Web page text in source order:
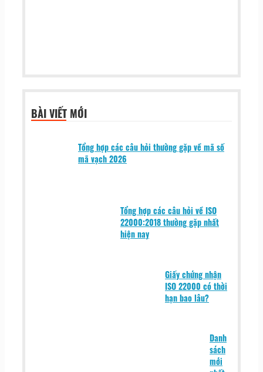
BÀI VIẾT MỚI
Tổng hợp các câu hỏi thường gặp về mã số
mã vạch 2026
Tổng hợp các câu hỏi về ISO
22000:2018 thường gặp nhất
hiện nay
Giấy chứng nhận
ISO 22000 có thời
hạn bao lâu?
Danh
sách
mới